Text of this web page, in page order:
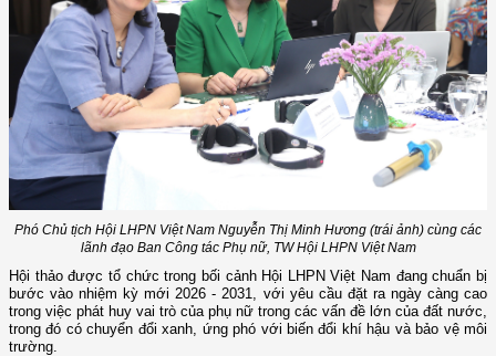
Phó Chủ tịch Hội LHPN Việt Nam Nguyễn Thị Minh Hương (trái ảnh) cùng các
lãnh đạo Ban Công tác Phụ nữ, TW Hội LHPN Việt Nam
Hội thảo được tổ chức trong bối cảnh Hội LHPN Việt Nam đang chuẩn bị
bước vào nhiệm kỳ mới 2026 - 2031, với yêu cầu đặt ra ngày càng cao
trong việc phát huy vai trò của phụ nữ trong các vấn đề lớn của đất nước,
trong đó có chuyển đổi xanh, ứng phó với biến đổi khí hậu và bảo vệ môi
trường.